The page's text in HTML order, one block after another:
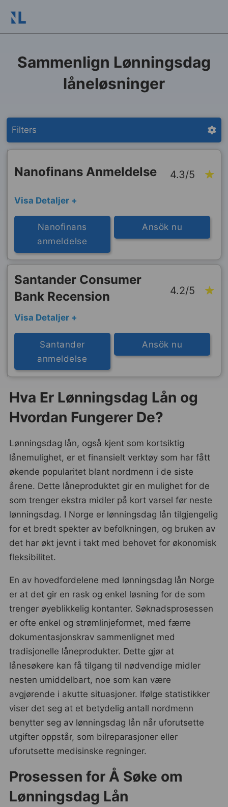
Sammenlign Lønningsdag
låneløsninger
Filters
Nanofinans Anmeldelse 4.3/5
Visa Detaljer +
Nanofinans
anmeldelse
Ansök nu
Santander Consumer
Bank Recension
4.2/5
Visa Detaljer +
Santander
anmeldelse
Ansök nu
Hva Er Lønningsdag Lån og
Hvordan Fungerer De?
Lønningsdag lån, også kjent som kortsiktig
lånemulighet, er et finansielt verktøy som har fått
økende popularitet blant nordmenn i de siste
årene. Dette låneproduktet gir en mulighet for de
som trenger ekstra midler på kort varsel før neste
lønningsdag. I Norge er lønningsdag lån tilgjengelig
for et bredt spekter av befolkningen, og bruken av
det har økt jevnt i takt med behovet for økonomisk
fleksibilitet.
En av hovedfordelene med lønningsdag lån Norge
er at det gir en rask og enkel løsning for de som
trenger øyeblikkelig kontanter. Søknadsprosessen
er ofte enkel og strømlinjeformet, med færre
dokumentasjonskrav sammenlignet med
tradisjonelle låneprodukter. Dette gjør at
lånesøkere kan få tilgang til nødvendige midler
nesten umiddelbart, noe som kan være
avgjørende i akutte situasjoner. Ifølge statistikker
viser det seg at et betydelig antall nordmenn
benytter seg av lønningsdag lån når uforutsette
utgifter oppstår, som bilreparasjoner eller
uforutsette medisinske regninger.
Prosessen for Å Søke om
Lønningsdag Lån